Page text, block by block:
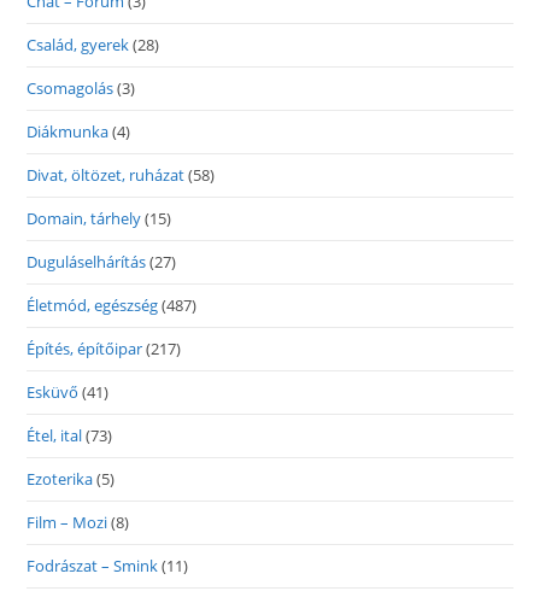
Család, gyerek(28)
Csomagolás(3)
Diákmunka(4)
Divat, öltözet, ruházat(58)
Domain, tárhely(15)
Duguláselhárítás(27)
Életmód, egészség(487)
Építés, építőipar(217)
Esküvő (41)
Étel, ital(73)
Ezoterika(5)
Film – Mozi(8)
Fodrászat – Smink(11)